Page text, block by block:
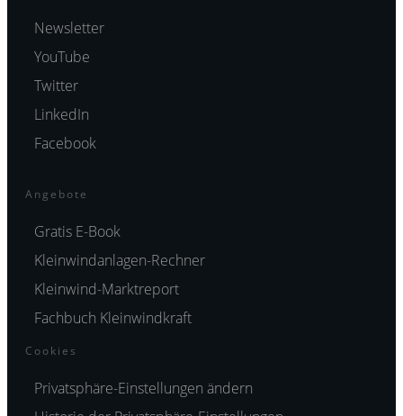
Newsletter
YouTube
Twitter
LinkedIn
Facebook
Angebote
Gratis E-Book
Kleinwindanlagen-Rechner
Kleinwind-Marktreport
Fachbuch Kleinwindkraft
Cookies
Privatsphäre-Einstellungen ändern